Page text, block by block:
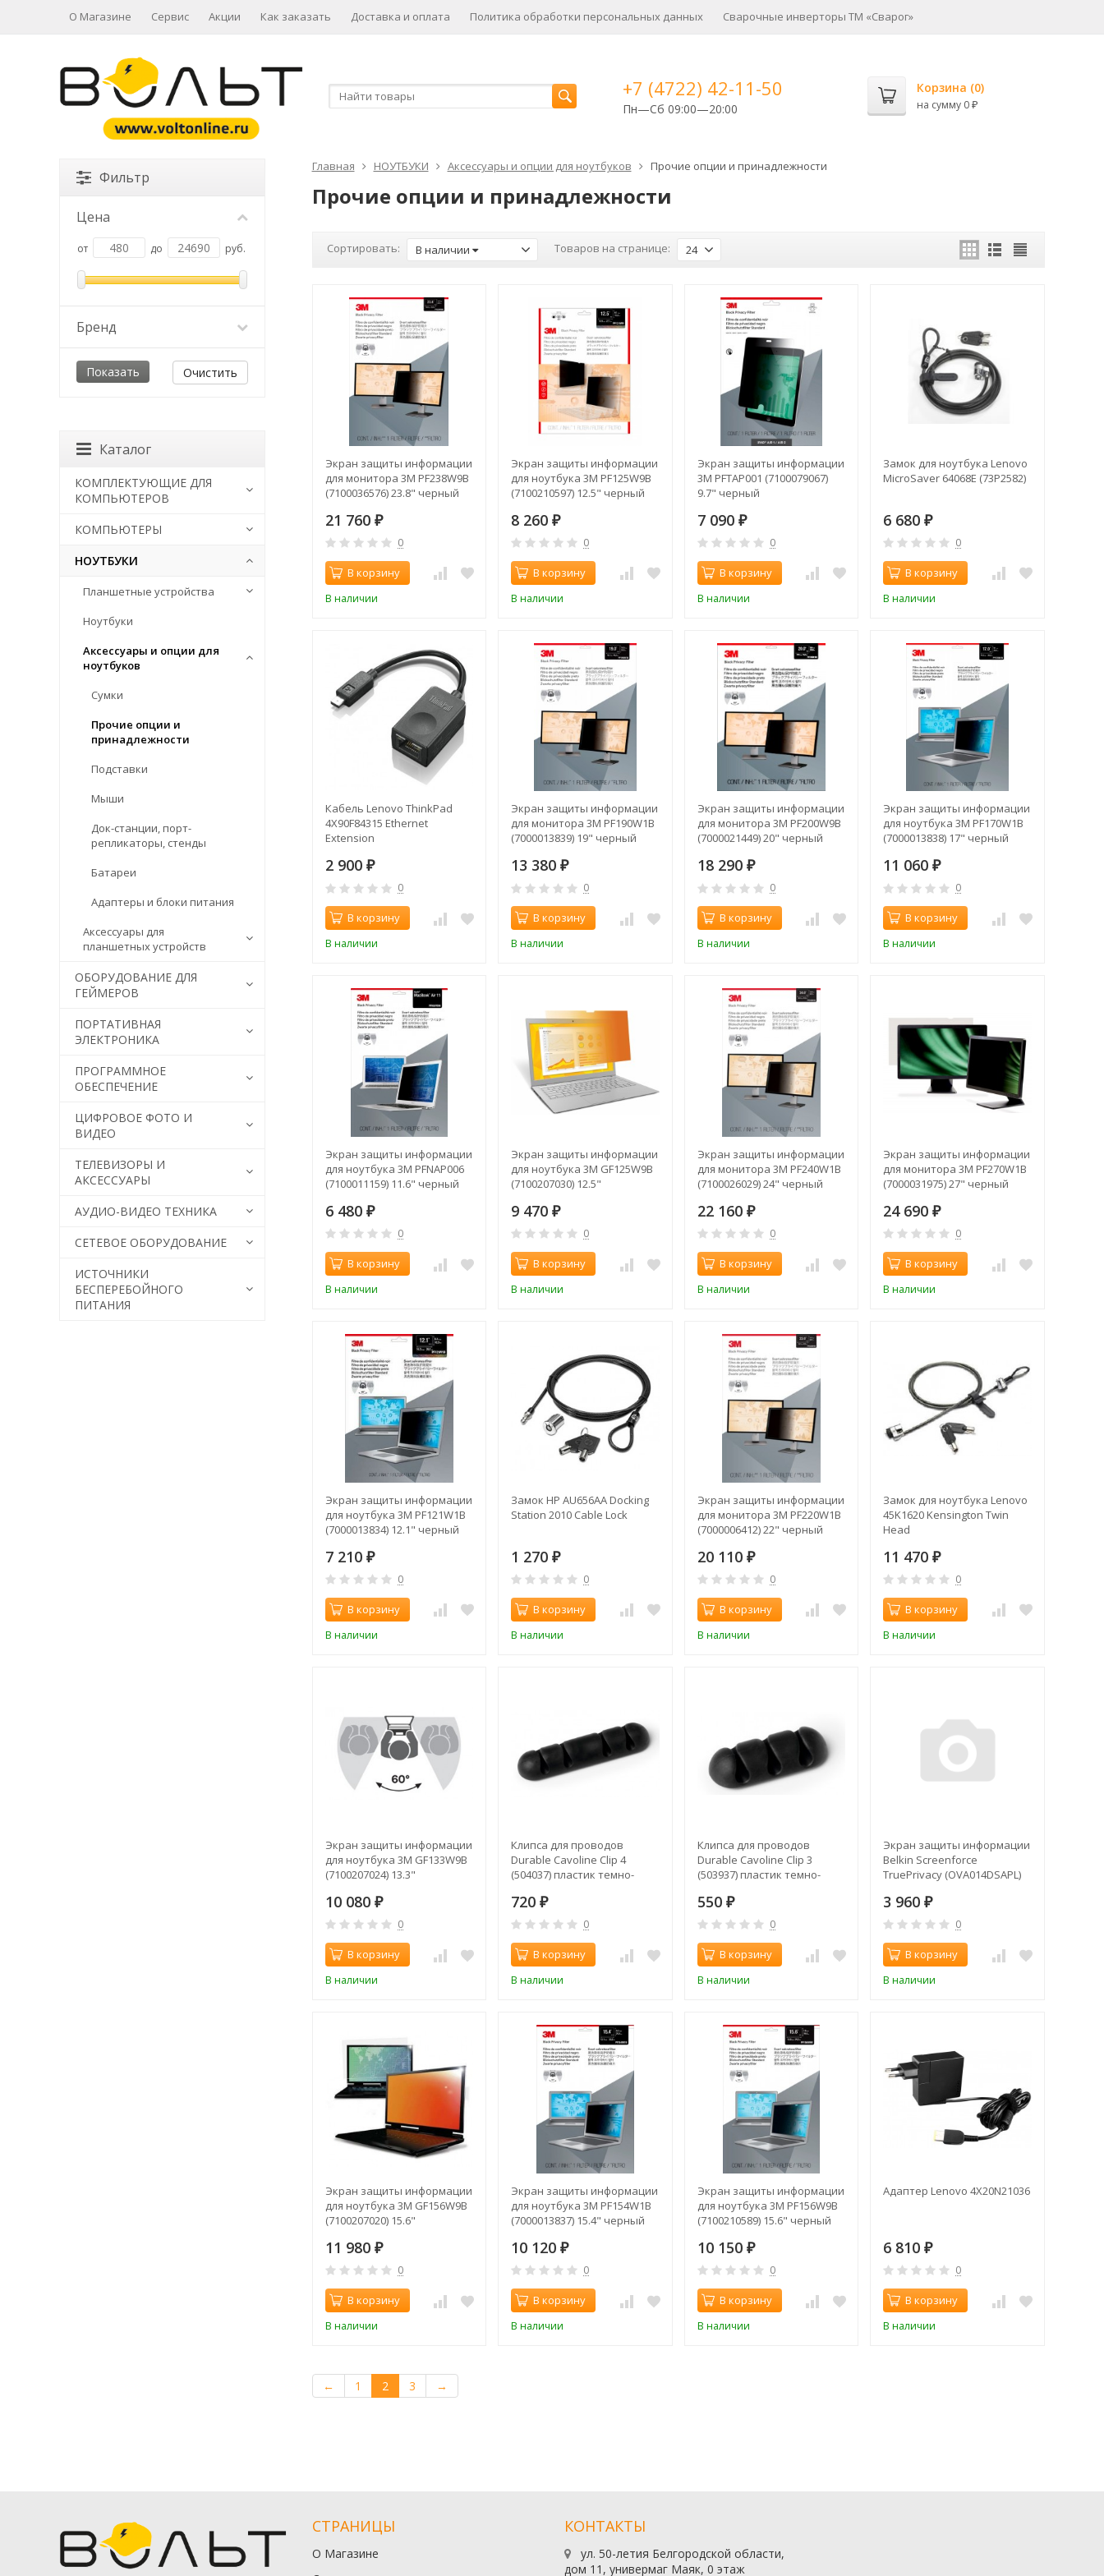
О Магазине Сервис Акции Как заказать Доставка и оплата Политика обработки персональных данных Сварочные инверторы ТМ «Сварог»
+7 (4722) 42-11-50
Пн—Сб 09:00—20:00
Корзина (0)
на сумму 0 ₽
Главная НОУТБУКИ Аксессуары и опции для ноутбуков Прочие опции и принадлежности
Прочие опции и принадлежности
Сортировать: В наличии Товаров на странице: 24
Экран защиты информации
для монитора 3M PF238W9B
(7100036576) 23.8" черный
21 760 ₽
0
В корзину
В наличии
Экран защиты информации
для ноутбука 3M PF125W9B
(7100210597) 12.5" черный
8 260₽
0
В корзину
В наличии
Экран защиты информации
3M PFTAP001 (7100079067)
9.7" черный
7 090 ₽
0
В корзину
В наличии
Замок для ноутбука Lenovo
MicroSaver 64068E (73P2582)
6 680₽
0
В корзину
В наличии
Кабель Lenovo ThinkPad
4X90F84315 Ethernet
Extension
2 900 ₽
0
В корзину
В наличии
Экран защиты информации
для монитора 3M PF190W1B
(7000013839) 19" черный
13 380₽
0
В корзину
В наличии
Экран защиты информации
для монитора 3M PF200W9B
(7000021449) 20" черный
18 290 ₽
0
В корзину
В наличии
Экран защиты информации
для ноутбука 3M PF170W1B
(7000013838) 17" черный
11 060₽
0
В корзину
В наличии
Экран защиты информации
для ноутбука 3M PFNAP006
(7100011159) 11.6" черный
6 480 ₽
0
В корзину
В наличии
Экран защиты информации
для ноутбука 3M GF125W9B
(7100207030) 12.5"
9 470₽
0
В корзину
В наличии
Экран защиты информации
для монитора 3M PF240W1B
(7100026029) 24" черный
22 160 ₽
0
В корзину
В наличии
Экран защиты информации
для монитора 3M PF270W1B
(7000031975) 27" черный
24 690₽
0
В корзину
В наличии
Экран защиты информации
для ноутбука 3M PF121W1B
(7000013834) 12.1" черный
7 210 ₽
0
В корзину
В наличии
Замок HP AU656AA Docking
Station 2010 Cable Lock
1 270₽
0
В корзину
В наличии
Экран защиты информации
для монитора 3M PF220W1B
(7000006412) 22" черный
20 110 ₽
0
В корзину
В наличии
Замок для ноутбука Lenovo
45K1620 Kensington Twin
Head
11 470₽
0
В корзину
В наличии
Экран защиты информации
для ноутбука 3M GF133W9B
(7100207024) 13.3"
10 080 ₽
0
В корзину
В наличии
Клипса для проводов
Durable Cavoline Clip 4
(504037) пластик темно-
720₽
0
В корзину
В наличии
Клипса для проводов
Durable Cavoline Clip 3
(503937) пластик темно-
550 ₽
0
В корзину
В наличии
Экран защиты информации
Belkin Screenforce
TruePrivacy (OVA014DSAPL)
3 960₽
0
В корзину
В наличии
Экран защиты информации
для ноутбука 3M GF156W9B
(7100207020) 15.6"
11 980 ₽
0
В корзину
В наличии
Экран защиты информации
для ноутбука 3M PF154W1B
(7000013837) 15.4" черный
10 120₽
0
В корзину
В наличии
Экран защиты информации
для ноутбука 3M PF156W9B
(7100210589) 15.6" черный
10 150 ₽
0
В корзину
В наличии
Адаптер Lenovo 4X20N21036
6 810₽
0
В корзину
В наличии
← 1 2 3 →
Фильтр
Цена
от до руб.
Бренд
Очистить
Каталог
КОМПЛЕКТУЮЩИЕ ДЛЯ
КОМПЬЮТЕРОВ
КОМПЬЮТЕРЫ
НОУТБУКИ
Планшетные устройства
Ноутбуки
Аксессуары и опции для
ноутбуков
Сумки
Прочие опции и
принадлежности
Подставки
Мыши
Док-станции, порт-
репликаторы, стенды
Батареи
Адаптеры и блоки питания
Аксессуары для
планшетных устройств
ОБОРУДОВАНИЕ ДЛЯ
ГЕЙМЕРОВ
ПОРТАТИВНАЯ
ЭЛЕКТРОНИКА
ПРОГРАММНОЕ
ОБЕСПЕЧЕНИЕ
ЦИФРОВОЕ ФОТО И
ВИДЕО
ТЕЛЕВИЗОРЫ И
АКСЕССУАРЫ
АУДИО-ВИДЕО ТЕХНИКА
СЕТЕВОЕ ОБОРУДОВАНИЕ
ИСТОЧНИКИ
БЕСПЕРЕБОЙНОГО
ПИТАНИЯ
СТРАНИЦЫ
О Магазине
КОНТАКТЫ
ул. 50-летия Белгородской области,
дом 11, универмаг Маяк, 0 этаж